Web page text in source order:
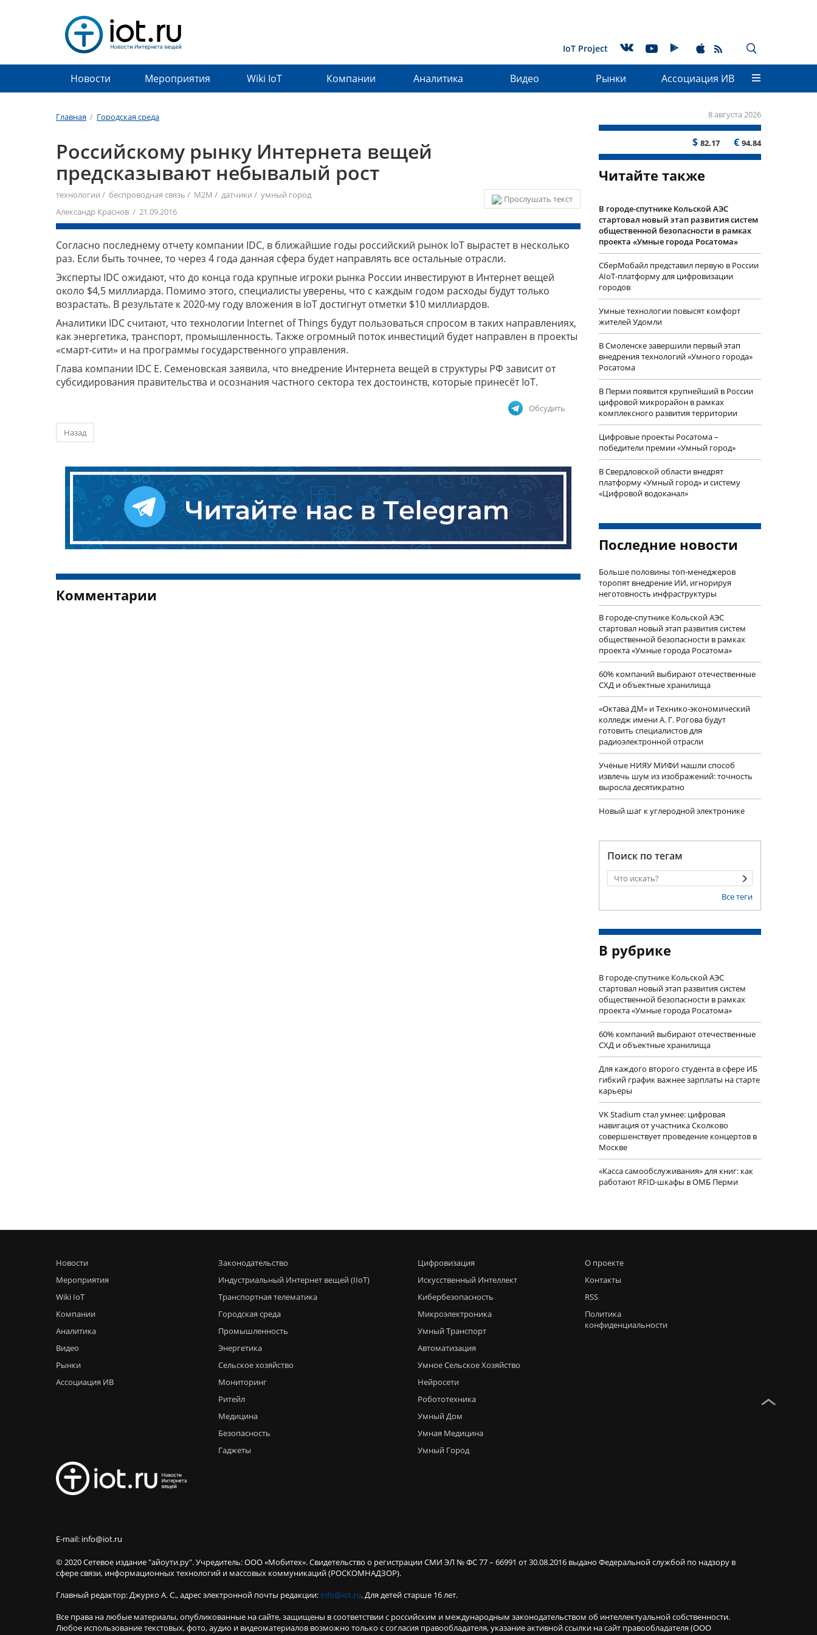
IoT Project
Новости Мероприятия Wiki IoT Компании Аналитика Видео Рынки Ассоциация ИВ
Главная / Городская среда 8 августа 2026
$ 82.17 € 94.84
Российскому рынку Интернета вещей
предсказывают небывалый рост
Прослушать текст
технологии / беспроводная связь / M2M / датчики / умный город
Александр Краснов / 21.09.2016
Согласно последнему отчету компании IDC, в ближайшие годы российский рынок IoT вырастет в несколько
раз. Если быть точнее, то через 4 года данная сфера будет направлять все остальные отрасли.
Эксперты IDC ожидают, что до конца года крупные игроки рынка России инвестируют в Интернет вещей
около $4,5 миллиарда. Помимо этого, специалисты уверены, что с каждым годом расходы будут только
возрастать. В результате к 2020-му году вложения в IoT достигнут отметки $10 миллиардов.
Аналитики IDC считают, что технологии Internet of Things будут пользоваться спросом в таких направлениях,
как энергетика, транспорт, промышленность. Также огромный поток инвестиций будет направлен в проекты
«смарт-сити» и на программы государственного управления.
Глава компании IDC Е. Семеновская заявила, что внедрение Интернета вещей в структуры РФ зависит от
субсидирования правительства и осознания частного сектора тех достоинств, которые принесёт IoT.
Обсудить
Назад
Комментарии
Читайте также
В городе-спутнике Кольской АЭС
стартовал новый этап развития систем
общественной безопасности в рамках
проекта «Умные города Росатома»
СберМобайл представил первую в России
AIoT-платформу для цифровизации
городов
Умные технологии повысят комфорт
жителей Удомли
В Смоленске завершили первый этап
внедрения технологий «Умного города»
Росатома
В Перми появится крупнейший в России
цифровой микрорайон в рамках
комплексного развития территории
Цифровые проекты Росатома –
победители премии «Умный город»
В Свердловской области внедрят
платформу «Умный город» и систему
«Цифровой водоканал»
Последние новости
Больше половины топ-менеджеров
торопят внедрение ИИ, игнорируя
неготовность инфраструктуры
В городе-спутнике Кольской АЭС
стартовал новый этап развития систем
общественной безопасности в рамках
проекта «Умные города Росатома»
60% компаний выбирают отечественные
СХД и объектные хранилища
«Октава ДМ» и Технико-экономический
колледж имени А. Г. Рогова будут
готовить специалистов для
радиоэлектронной отрасли
Учëные НИЯУ МИФИ нашли способ
извлечь шум из изображений: точность
выросла десятикратно
Новый шаг к углеродной электронике
Поиск по тегам
Все теги
В рубрике
В городе-спутнике Кольской АЭС
стартовал новый этап развития систем
общественной безопасности в рамках
проекта «Умные города Росатома»
60% компаний выбирают отечественные
СХД и объектные хранилища
Для каждого второго студента в сфере ИБ
гибкий график важнее зарплаты на старте
карьеры
VK Stadium стал умнее: цифровая
навигация от участника Сколково
совершенствует проведение концертов в
Москве
«Касса самообслуживания» для книг: как
работают RFID-шкафы в ОМБ Перми
Новости
Мероприятия
Wiki IoT
Компании
Аналитика
Видео
Рынки
Ассоциация ИВ
Законодательство
Индустриальный Интернет вещей (IIoT)
Транспортная телематика
Городская среда
Промышленность
Энергетика
Сельское хозяйство
Мониторинг
Ритейл
Медицина
Безопасность
Гаджеты
Цифровизация
Искусственный Интеллект
Кибербезопасность
Микроэлектроника
Умный Транспорт
Автоматизация
Умное Сельское Хозяйство
Нейросети
Робототехника
Умный Дом
Умная Медицина
Умный Город
О проекте
Контакты
RSS
Политика
конфиденциальности
E-mail: info@iot.ru
© 2020 Сетевое издание "айоути.ру". Учредитель: ООО «Мобитех». Свидетельство о регистрации СМИ ЭЛ № ФС 77 – 66991 от 30.08.2016 выдано Федеральной службой по надзору в
сфере связи, информационных технологий и массовых коммуникаций (РОСКОМНАДЗОР).
Главный редактор: Джурко А. С., адрес электронной почты редакции: info@iot.ru. Для детей старше 16 лет.
Все права на любые материалы, опубликованные на сайте, защищены в соответствии с российским и международным законодательством об интеллектуальной собственности.
Любое использование текстовых, фото, аудио и видеоматериалов возможно только с согласия правообладателя, указание активной ссылки на сайт правообладателя (ООО